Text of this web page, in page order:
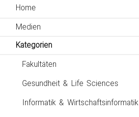
Home
Medien
Kategorien
Fakultäten
Gesundheit & Life Sciences
Informatik & Wirtschaftsinformatik